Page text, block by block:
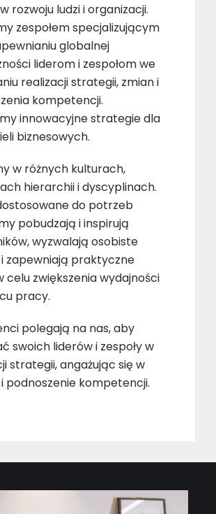
rozwoju ludzi i organizacji.
zespołem specjalizującym
globalnej
liderom i zespołom we
realizacji strategii, zmian i
kompetencji.
innowacyjne strategie dla
biznesowych.
w różnych kulturach,
hierarchii i dyscyplinach.
do potrzeb
pobudzają i inspirują
wyzwalają osobiste
zapewniają praktyczne
celu zwiększenia wydajności
pracy.
polegają na nas, aby
swoich liderów i zespoły w
strategii, angażując się w
podnoszenie kompetencji.